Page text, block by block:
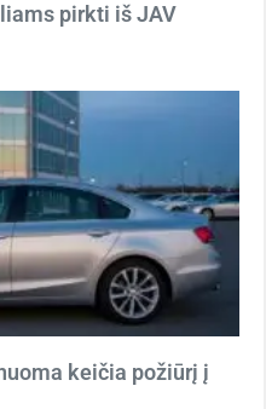
pirkti iš JAV
keičia požiūrį į